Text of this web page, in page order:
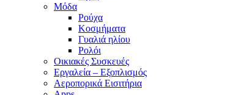
Μόδα
Ρούχα
Κοσμήματα
Γυαλιά ηλίου
Ρολόι
Οικιακές Συσκευές
Εργαλεία – Εξοπλισμός
Αεροπορικά Εισιτήρια